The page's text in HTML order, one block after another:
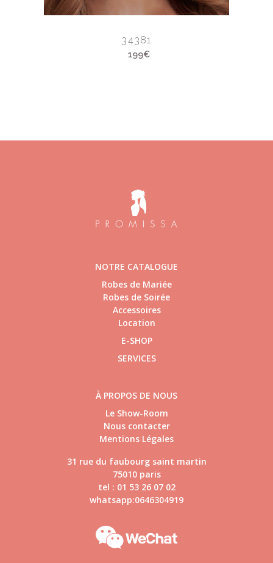
34381
199€
NOTRE CATALOGUE
Robes de Mariée
Robes de Soirée
Accessoires
Location
E-SHOP
SERVICES
À PROPOS DE NOUS
Le Show-Room
Nous contacter
Mentions Légales
31 rue du faubourg saint martin
75010 paris
tel : 01 53 26 07 02
whatsapp:0646304919